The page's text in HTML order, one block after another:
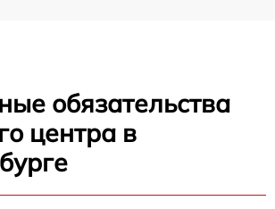
обязательства
центра в